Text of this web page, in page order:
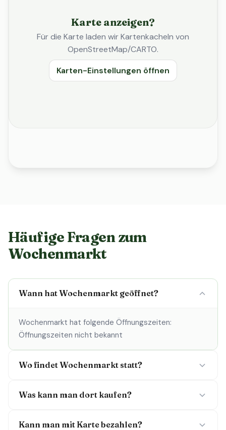
Karte anzeigen?
Für die Karte laden wir Kartenkacheln von
OpenStreetMap/CARTO.
Karten-Einstellungen öffnen
Häufige Fragen zum
Wochenmarkt
Wann hat Wochenmarkt geöffnet?
Wochenmarkt hat folgende Öffnungszeiten:
Öffnungszeiten nicht bekannt
Wo findet Wochenmarkt statt?
Was kann man dort kaufen?
Kann man mit Karte bezahlen?